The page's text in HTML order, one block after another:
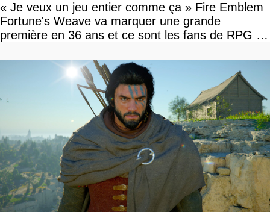
« Je veux un jeu entier comme ça » Fire Emblem
Fortune's Weave va marquer une grande
première en 36 ans et ce sont les fans de RPG en